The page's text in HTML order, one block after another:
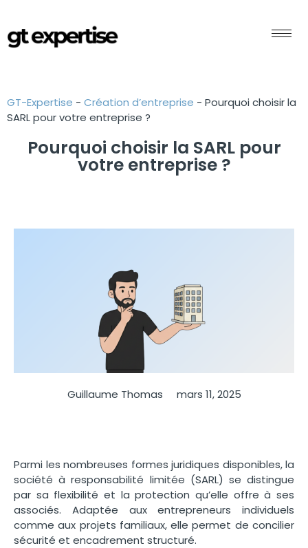
GT-Expertise - Création d’entreprise - Pourquoi choisir la
SARL pour votre entreprise ?
Pourquoi choisir la SARL pour
votre entreprise ?
Guillaume Thomas mars 11, 2025
Parmi les nombreuses formes juridiques disponibles, la
société à responsabilité limitée (SARL) se distingue
par sa flexibilité et la protection qu’elle offre à ses
associés. Adaptée aux entrepreneurs individuels
comme aux projets familiaux, elle permet de concilier
sécurité et encadrement structuré.